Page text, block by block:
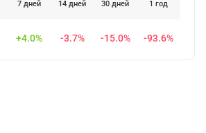
7 дней 14 дней 30 дней 1 год
+4.0% -3.7% -15.0% -93.6%